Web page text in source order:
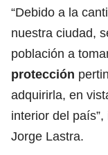
“Debido a la
nuestra ciudad,
población a
protección
adquirirla, en
interior del
Jorge Lastra.